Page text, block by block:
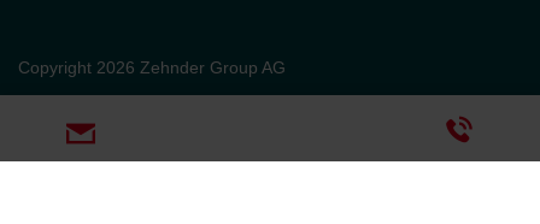
Copyright 2026 Zehnder Group AG